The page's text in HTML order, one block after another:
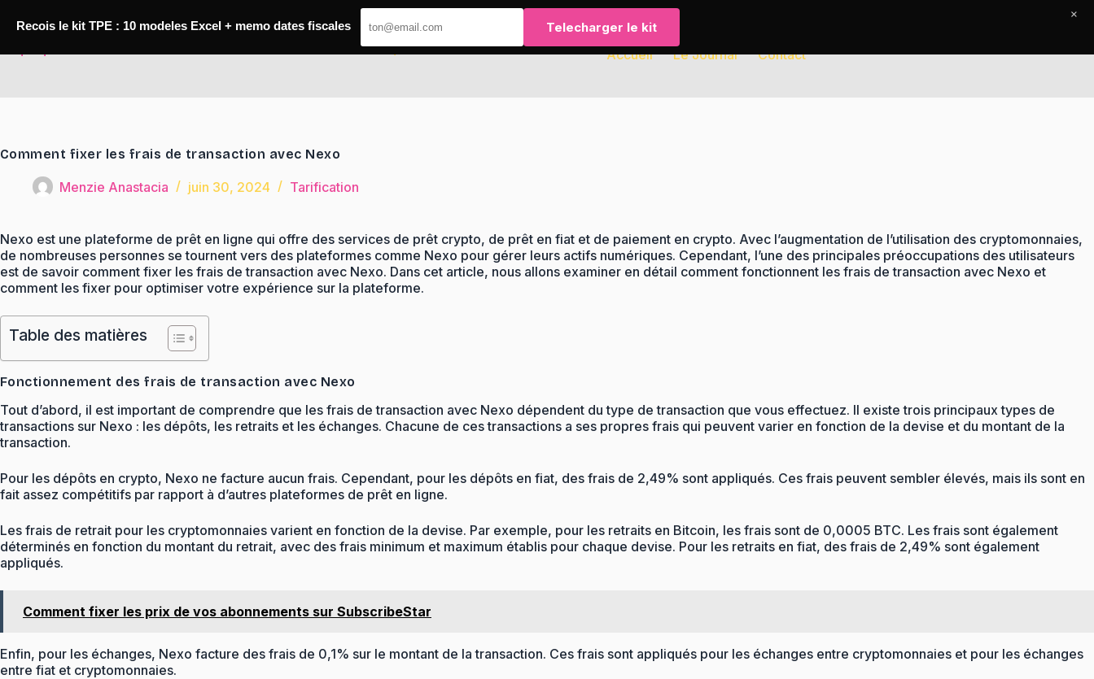
Accueil Le Journal Contact
Comment fixer les frais de transaction avec Nexo
Menzie Anastacia juin 30, 2024 Tarification
Nexo est une plateforme de prêt en ligne qui offre des services de prêt crypto, de prêt en fiat et de paiement en crypto. Avec l’augmentation de l’utilisation des cryptomonnaies,
de nombreuses personnes se tournent vers des plateformes comme Nexo pour gérer leurs actifs numériques. Cependant, l’une des principales préoccupations des utilisateurs
est de savoir comment fixer les frais de transaction avec Nexo. Dans cet article, nous allons examiner en détail comment fonctionnent les frais de transaction avec Nexo et
comment les fixer pour optimiser votre expérience sur la plateforme.
Table des matières
Fonctionnement des frais de transaction avec Nexo
Tout d’abord, il est important de comprendre que les frais de transaction avec Nexo dépendent du type de transaction que vous effectuez. Il existe trois principaux types de
transactions sur Nexo : les dépôts, les retraits et les échanges. Chacune de ces transactions a ses propres frais qui peuvent varier en fonction de la devise et du montant de la
transaction.
Pour les dépôts en crypto, Nexo ne facture aucun frais. Cependant, pour les dépôts en fiat, des frais de 2,49% sont appliqués. Ces frais peuvent sembler élevés, mais ils sont en
fait assez compétitifs par rapport à d’autres plateformes de prêt en ligne.
Les frais de retrait pour les cryptomonnaies varient en fonction de la devise. Par exemple, pour les retraits en Bitcoin, les frais sont de 0,0005 BTC. Les frais sont également
déterminés en fonction du montant du retrait, avec des frais minimum et maximum établis pour chaque devise. Pour les retraits en fiat, des frais de 2,49% sont également
appliqués.
Comment fixer les prix de vos abonnements sur SubscribeStar
Enfin, pour les échanges, Nexo facture des frais de 0,1% sur le montant de la transaction. Ces frais sont appliqués pour les échanges entre cryptomonnaies et pour les échanges
entre fiat et cryptomonnaies.
Recois le kit TPE : 10 modeles Excel + memo dates fiscales Telecharger le kit
×